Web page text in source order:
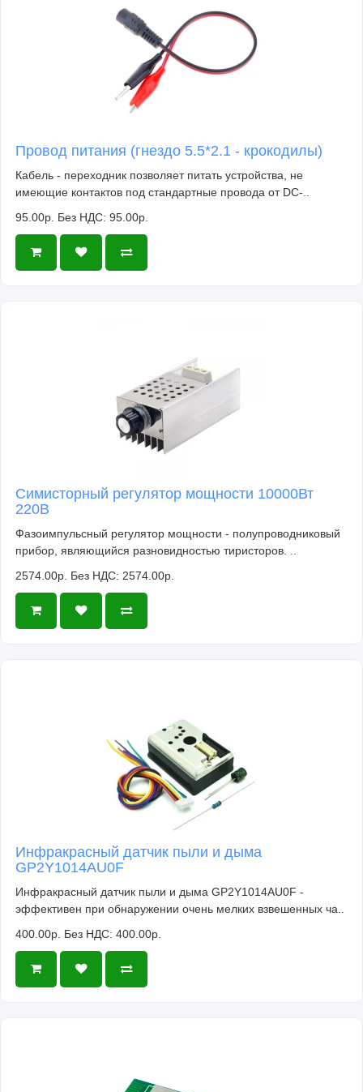
Провод питания (гнездо 5.5*2.1 - крокодилы)
Кабель - переходник позволяет питать устройства, не
имеющие контактов под стандартные провода от DC-..
95.00р. Без НДС: 95.00р.
Симисторный регулятор мощности 10000Вт
220В
Фазоимпульсный регулятор мощности - полупроводниковый
прибор, являющийся разновидностью тиристоров. ..
2574.00р. Без НДС: 2574.00р.
Инфракрасный датчик пыли и дыма
GP2Y1014AU0F
Инфракрасный датчик пыли и дыма GP2Y1014AU0F -
эффективен при обнаружении очень мелких взвешенных ча..
400.00р. Без НДС: 400.00р.